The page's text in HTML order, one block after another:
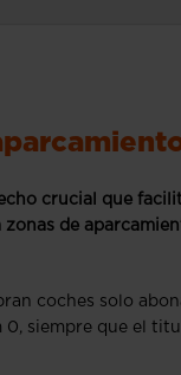
crucial que
de
coches solo
0, siempre que el